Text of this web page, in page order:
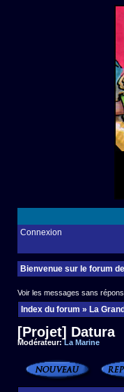
Connexion
Bienvenue sur le forum
Voir les messages sans
Index du forum » La
[Projet] Datura
Modérateur:La Marine